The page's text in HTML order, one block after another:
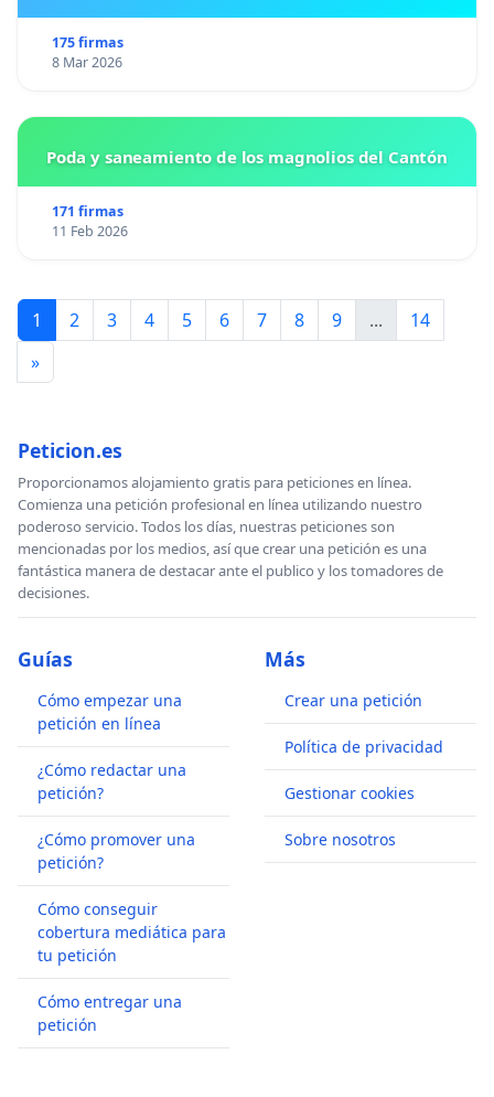
175 firmas
8 Mar 2026
Poda y saneamiento de los magnolios del Cantón
171 firmas
11 Feb 2026
1 2 3 4 5 6 7 8 9 ...
14
»
Peticion.es
Proporcionamos alojamiento gratis para peticiones en línea.
Comienza una petición profesional en línea utilizando nuestro
poderoso servicio. Todos los días, nuestras peticiones son
mencionadas por los medios, así que crear una petición es una
fantástica manera de destacar ante el publico y los tomadores de
decisiones.
Guías
Cómo empezar una
petición en línea
¿Cómo redactar una
petición?
¿Cómo promover una
petición?
Cómo conseguir
cobertura mediática para
tu petición
Cómo entregar una
petición
Más
Crear una petición
Política de privacidad
Gestionar cookies
Sobre nosotros